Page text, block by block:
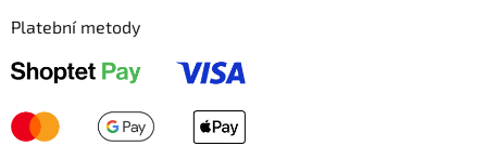
Platební metody